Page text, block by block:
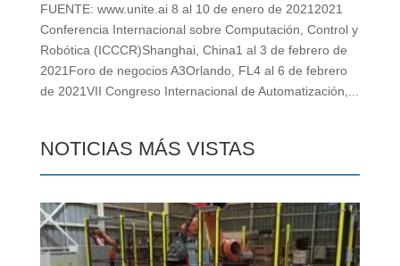
FUENTE: www.unite.ai 8 al 10 de enero de 20212021
Conferencia Internacional sobre Computación, Control y
Robótica (ICCCR)Shanghai, China1 al 3 de febrero de
2021Foro de negocios A3Orlando, FL4 al 6 de febrero
de 2021VII Congreso Internacional de Automatización,...
NOTICIAS MÁS VISTAS